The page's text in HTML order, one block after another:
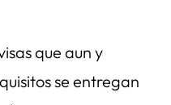
que aun y
se entregan